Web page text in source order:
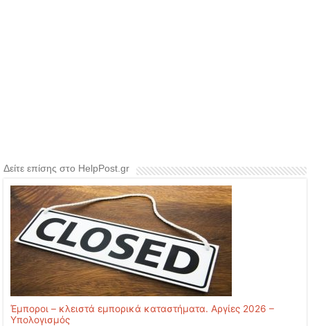
Δείτε επίσης στο HelpPost.gr
Έμποροι – κλειστά εμπορικά καταστήματα. Αργίες 2026 –
Υπολογισμός